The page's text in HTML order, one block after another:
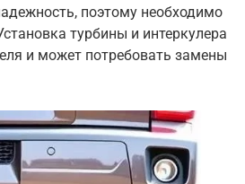
поэтому необходимо
турбины и интеркулера
и может потребовать замены